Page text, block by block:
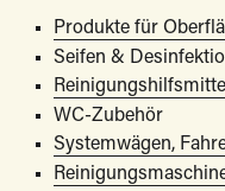
Produkte für
Seifen &
Reinigungshilfsmittel
WC-Zubehör
Systemwägen,